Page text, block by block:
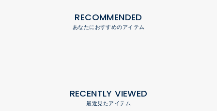
RECOMMENDED
あなたにおすすめのアイテム
RECENTLY VIEWED
最近見たアイテム